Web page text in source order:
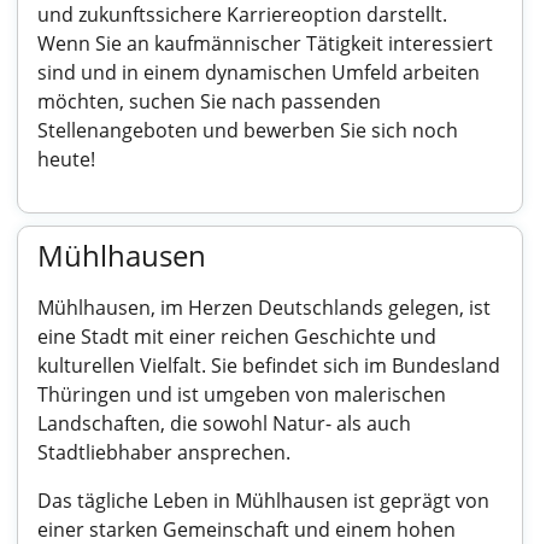
und zukunftssichere Karriereoption darstellt.
Wenn Sie an kaufmännischer Tätigkeit interessiert
sind und in einem dynamischen Umfeld arbeiten
möchten, suchen Sie nach passenden
Stellenangeboten und bewerben Sie sich noch
heute!
Mühlhausen
Mühlhausen, im Herzen Deutschlands gelegen, ist
eine Stadt mit einer reichen Geschichte und
kulturellen Vielfalt. Sie befindet sich im Bundesland
Thüringen und ist umgeben von malerischen
Landschaften, die sowohl Natur- als auch
Stadtliebhaber ansprechen.
Das tägliche Leben in Mühlhausen ist geprägt von
einer starken Gemeinschaft und einem hohen